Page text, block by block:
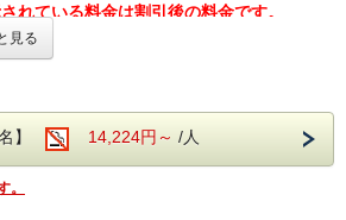
やよくある質問は公式LINEから追加！
津市にそびえる一日1組限定のグランピン
、地元食材をはじめとしたボリューム満点
れている料金は割引後の料金です。
ペーンは予告なく終了する場合がございま
見る
】 14,224円～ /人
。